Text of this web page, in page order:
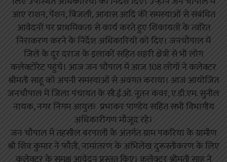
आए राशन, पेंशन, बिजली, आवास आदि की समस्याओं से संबंधित
आवेदनों पर प्राथमिकता से कार्य करते हुए शिकायतों के त्वरित
निराकरण करने के निर्देश अधिकारियों को दिए। जनचौपाल में
जिले के दूर दराज के इलाकों सहित शहरी क्षेत्रों से भी लोग
कलेक्टोरेट पहुंचे। आज जन चौपाल में आज 108 लोगों ने कलेक्टर
श्रीमती साहू को अपनी समस्याओं से अवगत कराया। आज आयोजित
जनचौपाल में जिला पंचायत के सी.ई.ओ. नूतन कंवर, ए.डी.एम. सुनील
नायक, नगर निगम आयुक्त प्रभाकर पाण्डेय सहित सभी विभागीय
अधिकारीगण मौजूद रहे।
जन चौपाल में तहसील बरपाली के अंतर्गत ग्राम पकरिया के ग्रामीण
श्री शिव कुमार ने फौती, नामांतरण के अभिलेख दुरूस्तीकरण के लिए